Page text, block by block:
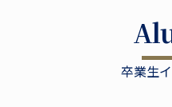
卒業生